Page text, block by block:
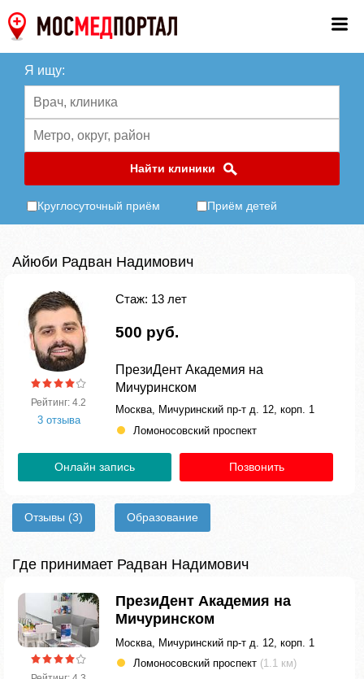
Я ищу:
Найти клиники
Круглосуточный приём Приём детей
Айюби Радван Надимович
Рейтинг: 4.2
3 отзыва
Стаж: 13 лет
500 руб.
ПрезиДент Академия на
Мичуринском
Москва, Мичуринский пр-т д. 12, корп. 1
Ломоносовский проспект
Онлайн запись Позвонить
Отзывы (3) Образование
Где принимает Радван Надимович
ПрезиДент Академия на
Мичуринском
Москва, Мичуринский пр-т д. 12, корп. 1
Ломоносовский проспект (1.1 км)